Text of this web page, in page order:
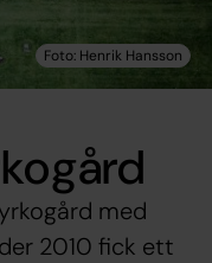
med
2010 fick ett